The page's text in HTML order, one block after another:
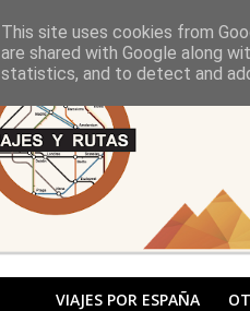
VIAJES POR ESPAÑA
This site uses cookies from
are shared with Google along
statistics, and to detect and